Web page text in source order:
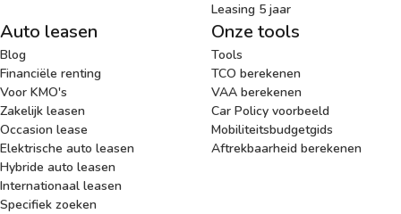
Leasing 5 jaar
Auto leasen
Blog
Financiële renting
Voor KMO's
Zakelijk leasen
Occasion lease
Elektrische auto leasen
Hybride auto leasen
Internationaal leasen
Specifiek zoeken
Onze tools
Tools
TCO berekenen
VAA berekenen
Car Policy voorbeeld
Mobiliteitsbudgetgids
Aftrekbaarheid berekenen